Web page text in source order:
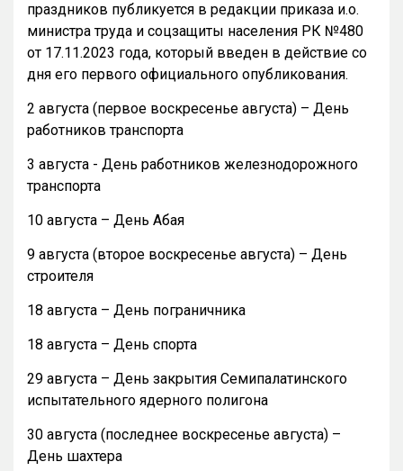
праздников публикуется в редакции приказа и.о.
министра труда и соцзащиты населения РК №480
от 17.11.2023 года, который введен в действие со
дня его первого официального опубликования.
2 августа (первое воскресенье августа) – День
работников транспорта
3 августа - День работников железнодорожного
транспорта
10 августа – День Абая
9 августа (второе воскресенье августа) – День
строителя
18 августа – День пограничника
18 августа – День спорта
29 августа – День закрытия Семипалатинского
испытательного ядерного полигона
30 августа (последнее воскресенье августа) –
День шахтера